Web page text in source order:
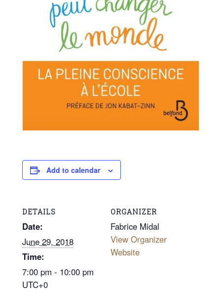
Add to calendar
DETAILS
Date:
June 29, 2018
Time:
7:00 pm - 10:00 pm
UTC+0
ORGANIZER
Fabrice Midal
View Organizer
Website